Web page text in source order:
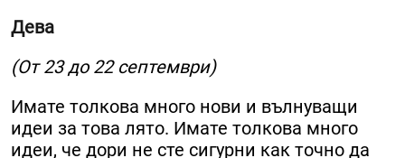
Дева
(От 23 до 22 септември)
Имате толкова много нови и вълнуващи
идеи за това лято. Имате толкова много
идеи, че дори не сте сигурни как точно да